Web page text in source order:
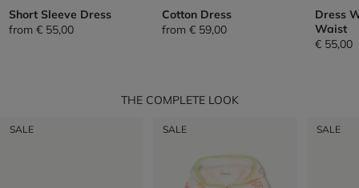
Short Sleeve Dress
from € 55,00
Cotton Dress
from € 59,00
Dress
Waist
€ 55,00
THE COMPLETE LOOK
SALE SALE SALE